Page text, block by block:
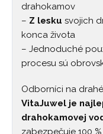
drahokamov
– Z lesku svojich
konca života
– Jednoduché
procesu sú
Odborníci na
VitaJuwel je
drahokamovej
zabezpečuje 100